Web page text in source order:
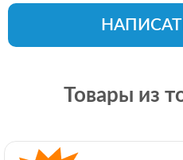
Товары из